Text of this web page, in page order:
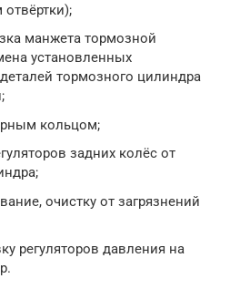
манжета тормозной
установленных
тормозного цилиндра
кольцом;
задних колёс от
очистку от загрязнений
регуляторов давления на